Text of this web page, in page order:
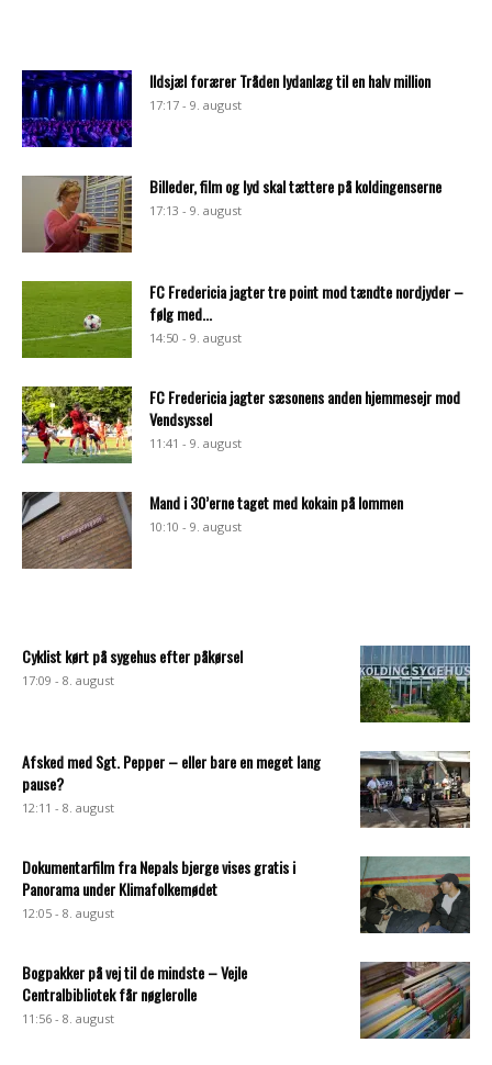
Ildsjæl forærer Tråden lydanlæg til en halv million
17:17 - 9. august
Billeder, film og lyd skal tættere på koldingenserne
17:13 - 9. august
FC Fredericia jagter tre point mod tændte nordjyder –
følg med...
14:50 - 9. august
FC Fredericia jagter sæsonens anden hjemmesejr mod
Vendsyssel
11:41 - 9. august
Mand i 30’erne taget med kokain på lommen
10:10 - 9. august
Cyklist kørt på sygehus efter påkørsel
17:09 - 8. august
Afsked med Sgt. Pepper – eller bare en meget lang
pause?
12:11 - 8. august
Dokumentarfilm fra Nepals bjerge vises gratis i
Panorama under Klimafolkemødet
12:05 - 8. august
Bogpakker på vej til de mindste – Vejle
Centralbibliotek får nøglerolle
11:56 - 8. august